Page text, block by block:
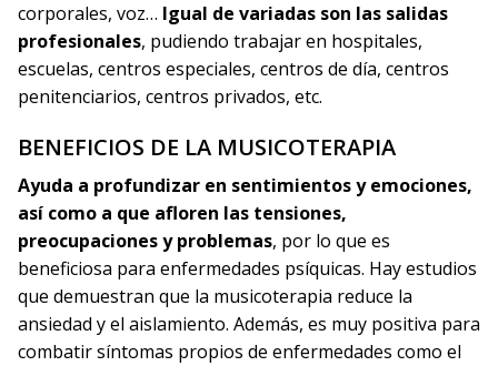
corporales, voz… Igual de variadas son las salidas
profesionales, pudiendo trabajar en hospitales,
escuelas, centros especiales, centros de día, centros
penitenciarios, centros privados, etc.
BENEFICIOS DE LA MUSICOTERAPIA
Ayuda a profundizar en sentimientos y emociones,
así como a que afloren las tensiones,
preocupaciones y problemas, por lo que es
beneficiosa para enfermedades psíquicas. Hay estudios
que demuestran que la musicoterapia reduce la
ansiedad y el aislamiento. Además, es muy positiva para
combatir síntomas propios de enfermedades como el